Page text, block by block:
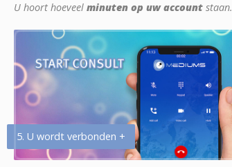
U hoort hoeveel minuten op uw account staan.
5. U wordt verbonden +